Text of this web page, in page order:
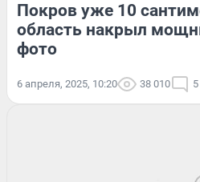
Покров уже 10
область накрыл
фото
6 апреля, 2025, 10:20 38 010 5